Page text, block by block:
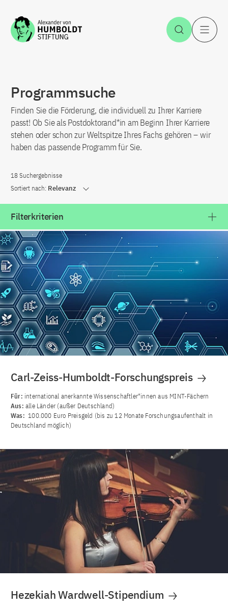
Zum Inhalt springen Suche
Programmsuche
Finden Sie die Förderung, die individuell zu Ihrer Karriere
passt! Ob Sie als Postdoktorand*in am Beginn Ihrer Karriere
stehen oder schon zur Weltspitze Ihres Fachs gehören – wir
haben das passende Programm für Sie.
18 Suchergebnisse
Sortiert nach: Relevanz
Filterkriterien
Carl-Zeiss-Humboldt-Forschungspreis
Für: international anerkannte Wissenschaftler*innen aus MINT-Fächern
Aus: alle Länder (außer Deutschland)
Was: 100.000 Euro Preisgeld (bis zu 12 Monate Forschungsaufenthalt in
Deutschland möglich)
Hezekiah Wardwell-Stipendium